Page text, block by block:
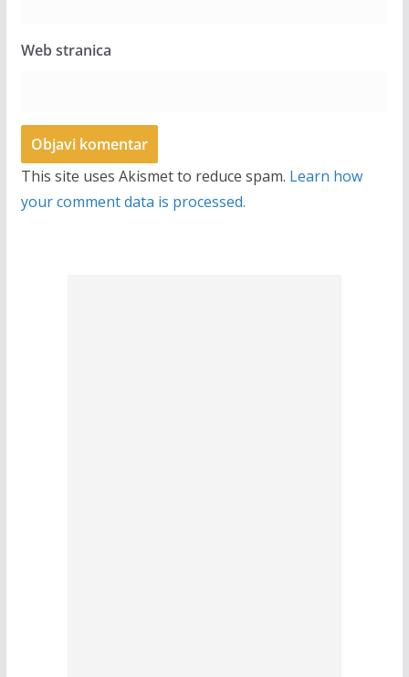
Web stranica
This site uses Akismet to reduce spam. Learn how
your comment data is processed.